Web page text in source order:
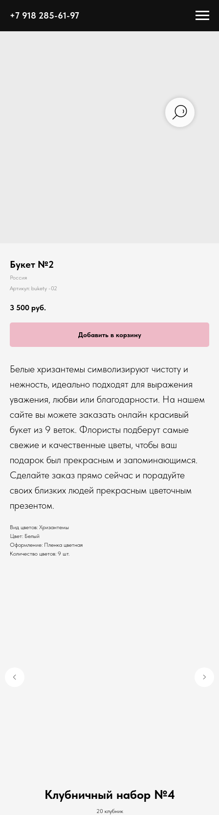
+7 918 285-61-97
Букет №2
Россия
Артикул: bukety -02
3 500 руб.
Добавить в корзину
Белые хризантемы символизируют чистоту и
нежность, идеально подходят для выражения
уважения, любви или благодарности. На нашем
сайте вы можете заказать онлайн красивый
букет из 9 веток. Флористы подберут самые
свежие и качественные цветы, чтобы ваш
подарок был прекрасным и запоминающимся.
Сделайте заказ прямо сейчас и порадуйте
своих близких людей прекрасным цветочным
презентом.
Вид цветов: Хризантемы
Цвет: Белый
Оформление: Пленка цветная
Количество цветов: 9 шт.
Клубничный набор №4
20 клубник